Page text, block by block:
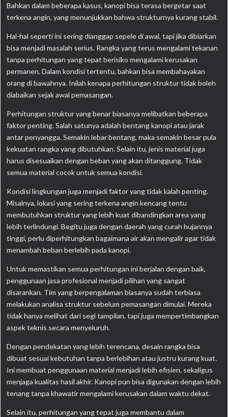
Bahkan dalam beberapa kasus, kanopi bisa terasa bergetar saat
terkena angin, yang menunjukkan bahwa strukturnya kurang stabil.
Hal-hal seperti ini sering dianggap sepele di awal, tapi jika dibiarkan
bisa menjadi masalah serius. Rangka yang terus mengalami tekanan
tanpa perhitungan yang tepat berisiko mengalami kerusakan
permanen. Dalam kondisi tertentu, bahkan bisa membahayakan
orang di bawahnya. Inilah kenapa perhitungan struktur tidak boleh
diabaikan sejak awal pemasangan.
Perhitungan struktur yang benar biasanya melibatkan beberapa
faktor penting. Salah satunya adalah bentang kanopi atau jarak
antar penyangga. Semakin lebar bentang, maka semakin besar pula
kekuatan rangka yang dibutuhkan. Selain itu, jenis material juga
harus disesuaikan dengan beban yang akan ditanggung. Tidak
semua material cocok untuk semua kondisi.
Kondisi lingkungan juga menjadi faktor yang tidak kalah penting.
Misalnya, lokasi yang sering terkena angin kencang tentu
membutuhkan struktur yang lebih kuat dibandingkan area yang
lebih terlindungi. Begitu juga dengan daerah yang curah hujannya
tinggi, perlu diperhitungkan bagaimana air akan mengalir agar tidak
menambah beban berlebih pada kanopi.
Untuk memastikan semua perhitungan ini berjalan dengan baik,
penggunaan jasa profesional menjadi pilihan yang sangat
disarankan. Tim yang berpengalaman biasanya sudah terbiasa
melakukan analisa struktur sebelum pemasangan dimulai. Mereka
tidak hanya melihat dari segi tampilan, tapi juga mempertimbangkan
aspek teknis secara menyeluruh.
Dengan pendekatan yang lebih terencana, desain rangka bisa
dibuat sesuai kebutuhan tanpa berlebihan atau justru kurang kuat.
Ini membuat penggunaan material menjadi lebih efisien, sekaligus
menjaga kualitas hasil akhir. Kanopi pun bisa digunakan dengan lebih
tenang tanpa khawatir mengalami kerusakan dalam waktu dekat.
Selain itu, perhitungan yang tepat juga membantu dalam